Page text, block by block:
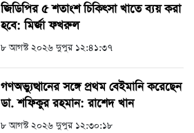
জিডিপির ৫ শতাংশ চিকিৎসা খাতে ব্যয় করা
হবে: মির্জা ফখরুল
৮ আগস্ট ২০২৬ দুপুর ১২:৪১:৩৭
গণঅভ্যুত্থানের সঙ্গে প্রথম বেইমানি করেছেন
ডা. শফিকুর রহমান: রাশেদ খান
৮ আগস্ট ২০২৬ দুপুর ১২:৩০:১৮